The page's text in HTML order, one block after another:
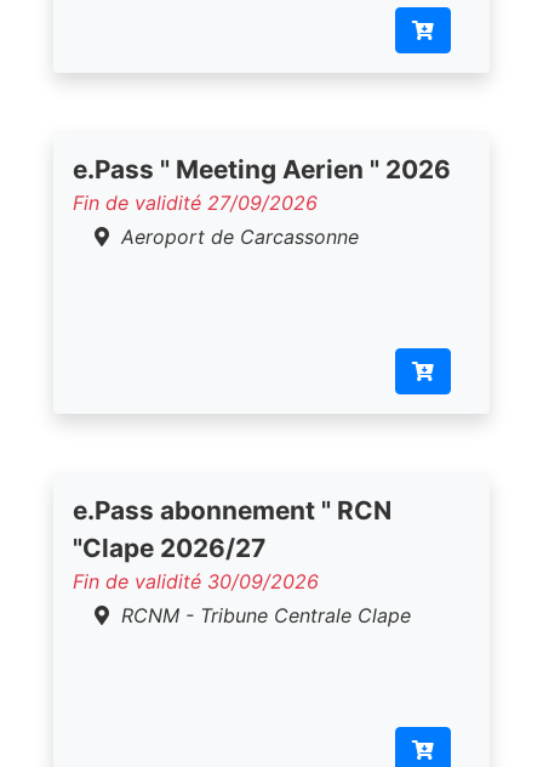
e.Pass " Meeting Aerien " 2026
Fin de validité 27/09/2026
Aeroport de Carcassonne
e.Pass abonnement " RCN
"Clape 2026/27
Fin de validité 30/09/2026
RCNM - Tribune Centrale Clape